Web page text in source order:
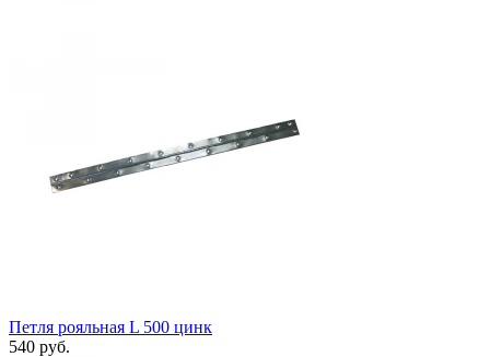
Петля рояльная L 500 цинк
540 руб.